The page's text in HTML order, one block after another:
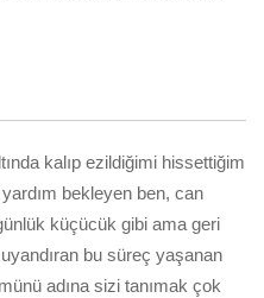
kalıp ezildiğimi hissettiğim
bekleyen ben, can
küçücük gibi ama geri
bu süreç yaşanan
adına sizi tanımak çok